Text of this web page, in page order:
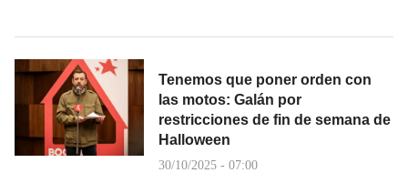
Tenemos que poner orden con
las motos: Galán por
restricciones de fin de semana de
Halloween
30/10/2025 - 07:00